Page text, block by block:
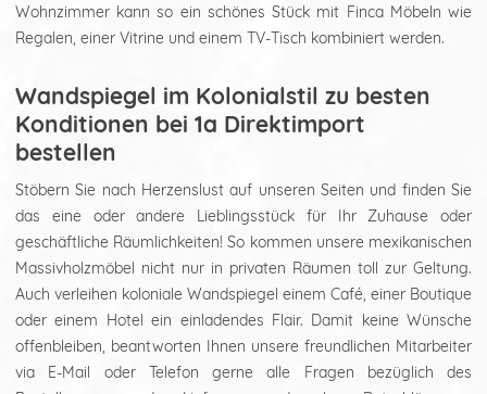
Wohnzimmer kann so ein schönes Stück mit Finca Möbeln wie
Regalen, einer Vitrine und einem TV-Tisch kombiniert werden.
Wandspiegel im Kolonialstil zu besten
Konditionen bei 1a Direktimport
bestellen
Stöbern Sie nach Herzenslust auf unseren Seiten und finden Sie
das eine oder andere Lieblingsstück für Ihr Zuhause oder
geschäftliche Räumlichkeiten! So kommen unsere mexikanischen
Massivholzmöbel nicht nur in privaten Räumen toll zur Geltung.
Auch verleihen koloniale Wandspiegel einem Café, einer Boutique
oder einem Hotel ein einladendes Flair. Damit keine Wünsche
offenbleiben, beantworten Ihnen unsere freundlichen Mitarbeiter
via E-Mail oder Telefon gerne alle Fragen bezüglich des